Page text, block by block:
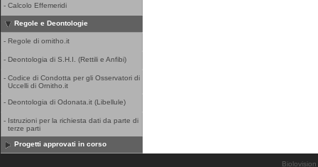
- Calcolo Effemeridi
Regole e Deontologie
- Regole di ornitho.it
- Deontologia di S.H.I. (Rettili e Anfibi)
- Codice di Condotta per gli Osservatori di
Uccelli di Ornitho.it
- Deontologia di Odonata.it (Libellule)
- Istruzioni per la richiesta dati da parte di
terze parti
Progetti approvati in corso
Biolovision